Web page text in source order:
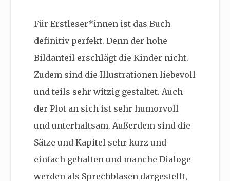
Für Erstleser*innen ist das Buch
definitiv perfekt. Denn der hohe
Bildanteil erschlägt die Kinder nicht.
Zudem sind die Illustrationen liebevoll
und teils sehr witzig gestaltet. Auch
der Plot an sich ist sehr humorvoll
und unterhaltsam. Außerdem sind die
Sätze und Kapitel sehr kurz und
einfach gehalten und manche Dialoge
werden als Sprechblasen dargestellt,